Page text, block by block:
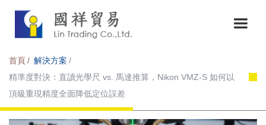
首頁
解決方案
精準度對決：直讀光學尺 vs. 馬達推算，Nikon VMZ-S 如何以
頂級重現精度全面降低定位誤差